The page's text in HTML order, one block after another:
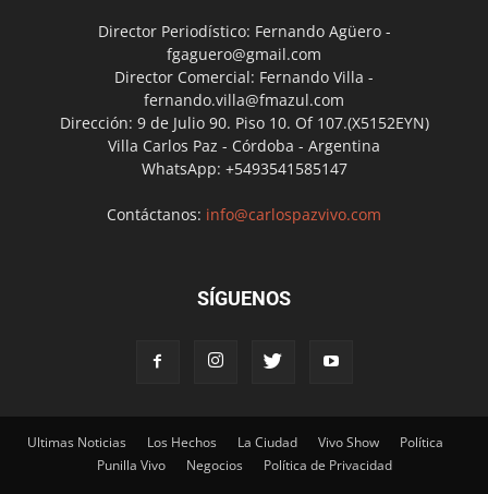
Director Periodístico: Fernando Agüero -
fgaguero@gmail.com
Director Comercial: Fernando Villa -
fernando.villa@fmazul.com
Dirección: 9 de Julio 90. Piso 10. Of 107.(X5152EYN)
Villa Carlos Paz - Córdoba - Argentina
WhatsApp: +5493541585147
Contáctanos: info@carlospazvivo.com
SÍGUENOS
Ultimas Noticias Los Hechos La Ciudad Vivo Show
Política
Punilla Vivo
Negocios Política de Privacidad